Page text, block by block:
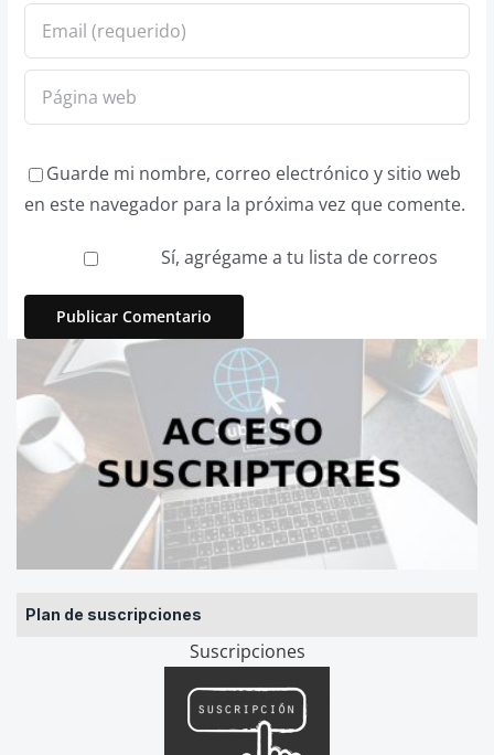
Plan de suscripciones
Suscripciones
Guarde mi nombre, correo electrónico y sitio web
en este navegador para la próxima vez que comente.
Sí, agrégame a tu lista de correos